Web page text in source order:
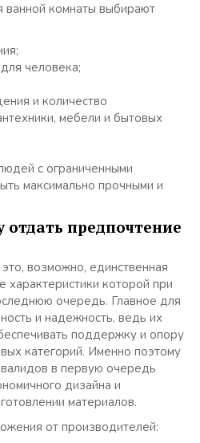
комнаты выбирают
человека;
и количество
мебели и бытовых
с ограниченными
максимально прочными и
предпочтение
возможно, единственная
характеристики которой при
очередь. Главное для
и надежность, ведь их
поддержку и опору
категорий. Именно поэтому
в первую очередь
дизайна и
материалов.
от производителей: